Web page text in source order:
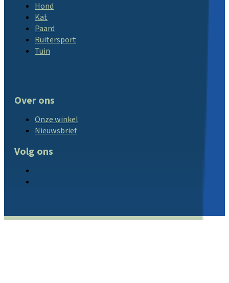
Hond
Kat
Paard
Ruitersport
Tuin
Over ons
Onze winkel
Nieuwsbrief
Volg ons